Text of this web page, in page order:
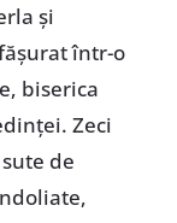
și
într-o
biserica
Zeci
de